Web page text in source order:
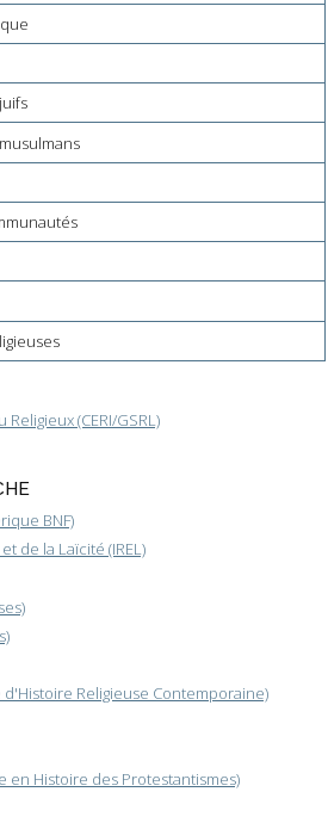
(CERI/GSRL)
BNF)
de la Laïcité (IREL)
d'Histoire Religieuse Contemporaine)
en Histoire des Protestantismes)